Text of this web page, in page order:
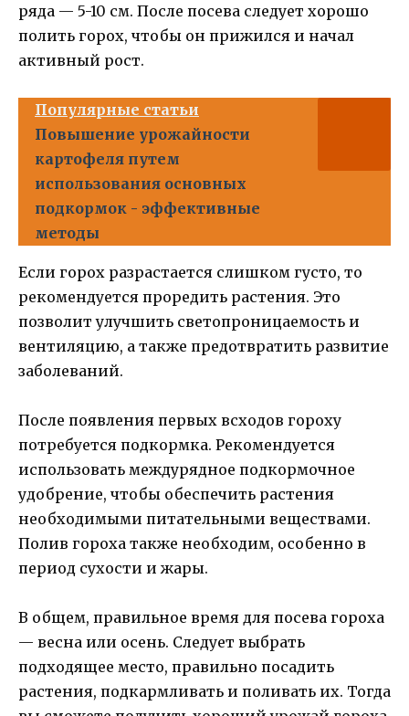
ряда — 5-10 см. После посева следует хорошо
полить горох, чтобы он прижился и начал
активный рост.
Популярные статьи
Повышение урожайности
картофеля путем
использования основных
подкормок - эффективные
методы
Если горох разрастается слишком густо, то
рекомендуется проредить растения. Это
позволит улучшить светопроницаемость и
вентиляцию, а также предотвратить развитие
заболеваний.
После появления первых всходов гороху
потребуется подкормка. Рекомендуется
использовать междурядное подкормочное
удобрение, чтобы обеспечить растения
необходимыми питательными веществами.
Полив гороха также необходим, особенно в
период сухости и жары.
В общем, правильное время для посева гороха
— весна или осень. Следует выбрать
подходящее место, правильно посадить
растения, подкармливать и поливать их. Тогда